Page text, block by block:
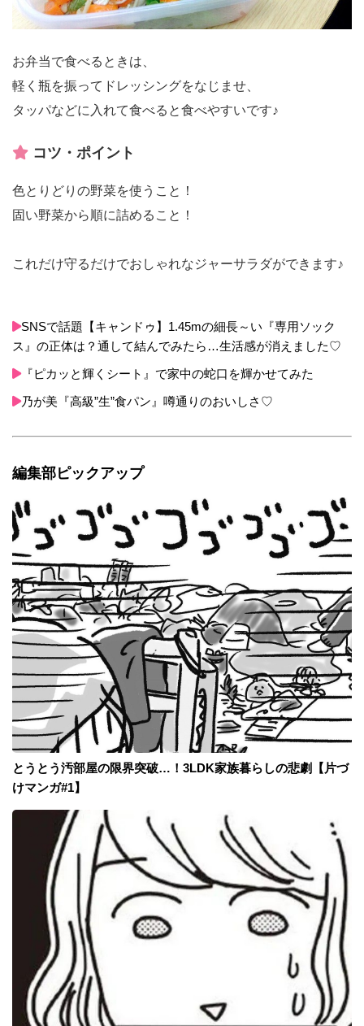
お弁当で食べるときは、
軽く瓶を振ってドレッシングをなじませ、
タッパなどに入れて食べると食べやすいです♪
コツ・ポイント
色とりどりの野菜を使うこと！
固い野菜から順に詰めること！
これだけ守るだけでおしゃれなジャーサラダができます♪
SNSで話題【キャンドゥ】1.45mの細長～い『専用ソック
ス』の正体は？通して結んでみたら…生活感が消えました♡
『ピカッと輝くシート』で家中の蛇口を輝かせてみた
乃が美『高級”生”食パン』噂通りのおいしさ♡
編集部ピックアップ
とうとう汚部屋の限界突破…！3LDK家族暮らしの悲劇【片づ
けマンガ#1】